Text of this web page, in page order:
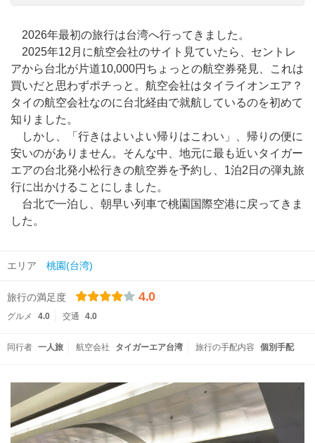
2026年最初の旅行は台湾へ行ってきました。
2025年12月に航空会社のサイト見ていたら、セントレ
アから台北が片道10,000円ちょっとの航空券発見、これは
買いだと思わずポチっと。航空会社はタイライオンエア？
タイの航空会社なのに台北経由で就航しているのを初めて
知りました。
しかし、「行きはよいよい帰りはこわい」、帰りの便に
安いのがありません。そんな中、地元に最も近いタイガー
エアの台北発小松行きの航空券を予約し、1泊2日の弾丸旅
行に出かけることにしました。
台北で一泊し、朝早い列車で桃園国際空港に戻ってきま
した。
エリア 桃園(台湾)
旅行の満足度 4.0
グルメ 4.0 交通 4.0
同行者 一人旅 航空会社 タイガーエア台湾 旅行の手配内容 個別手配